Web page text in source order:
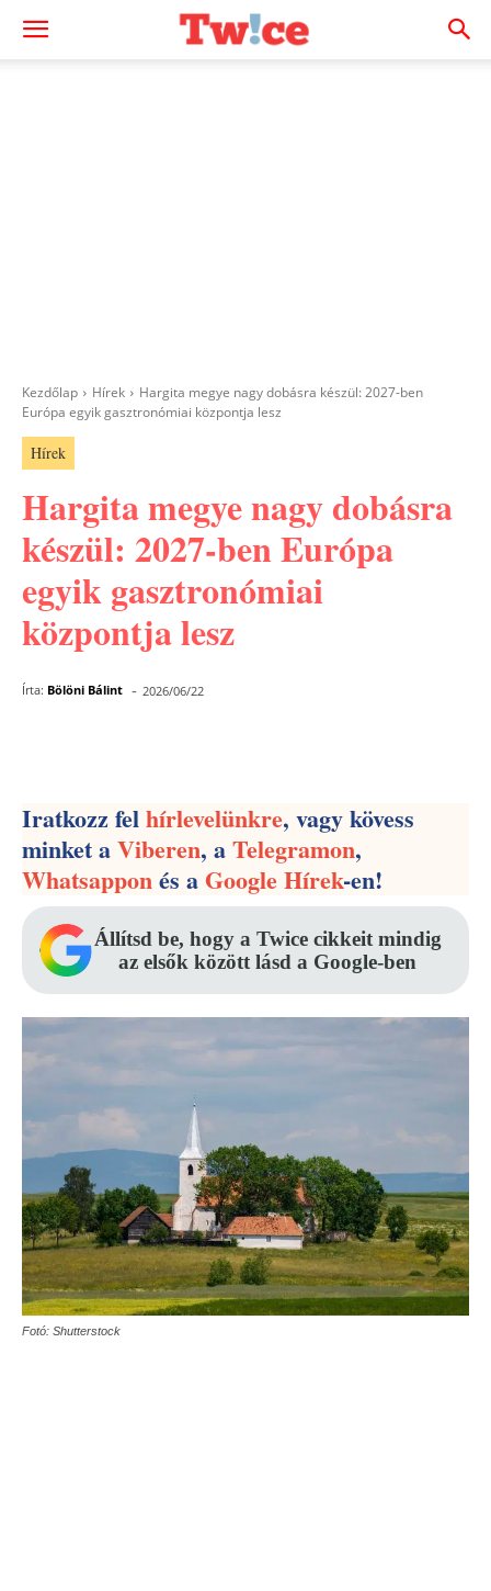
Kezdőlap Hírek
Hargita megye nagy dobásra készül: 2027-ben
Európa egyik gasztronómiai központja lesz
Hírek
Hargita megye nagy dobásra
készül: 2027-ben Európa
egyik gasztronómiai
központja lesz
Írta: Bölöni Bálint - 2026/06/22
Iratkozz felhírlevelünkre, vagy kövess
minket aViberen, aTelegramon,
Whatsapponés aGoogle Hírek-en!
Állítsd be, hogy a Twice cikkeit mindig
az elsők között lásd a Google-ben
Fotó: Shutterstock